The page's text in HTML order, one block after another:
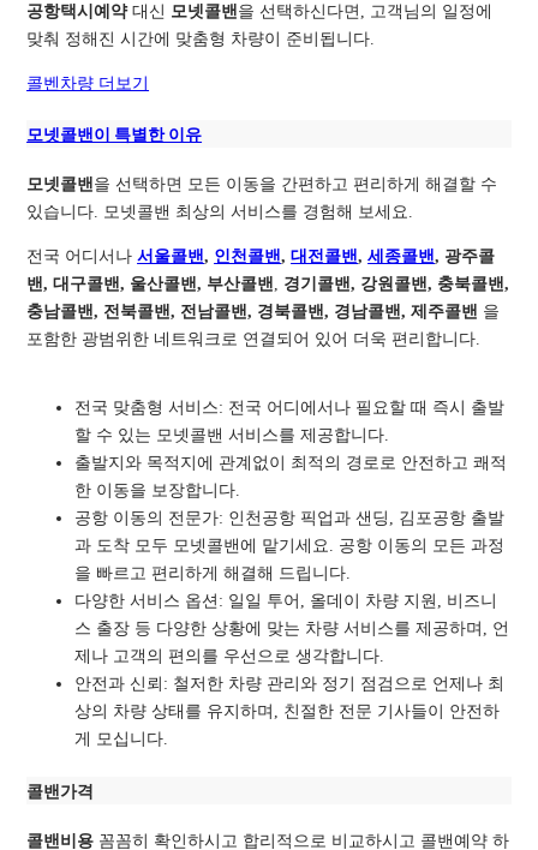
공항택시예약대신 모넷콜밴 을 선택하신다면, 고객님의 일정에
맞춰 정해진 시간에 맞춤형 차량이 준비됩니다.
콜벤차량 더보기
모넷콜밴이 특별한 이유
모넷콜밴 을 선택하면 모든 이동을 간편하고 편리하게 해결할 수
있습니다. 모넷콜밴 최상의 서비스를 경험해 보세요.
전국 어디서나서울콜밴, 인천콜밴,대전콜밴,세종콜밴, 광주콜
밴, 대구콜밴, 울산콜밴, 부산콜밴
경기콜밴, 강원콜밴, 충북콜밴,
충남콜밴, 전북콜밴, 전남콜밴, 경북콜밴, 경남콜밴, 제주콜밴 을
포함한 광범위한 네트워크로 연결되어 있어 더욱 편리합니다.
전국 맞춤형 서비스: 전국 어디에서나 필요할 때 즉시 출발
할 수 있는 모넷콜밴 서비스를 제공합니다.
출발지와 목적지에 관계없이 최적의 경로로 안전하고 쾌적
한 이동을 보장합니다.
공항 이동의 전문가: 인천공항 픽업과 샌딩, 김포공항 출발
과 도착 모두 모넷콜밴에 맡기세요. 공항 이동의 모든 과정
을 빠르고 편리하게 해결해 드립니다.
다양한 서비스 옵션: 일일 투어, 올데이 차량 지원, 비즈니
스 출장 등 다양한 상황에 맞는 차량 서비스를 제공하며, 언
제나 고객의 편의를 우선으로 생각합니다.
안전과 신뢰: 철저한 차량 관리와 정기 점검으로 언제나 최
상의 차량 상태를 유지하며, 친절한 전문 기사들이 안전하
게 모십니다.
콜밴가격
콜밴비용 꼼꼼히 확인하시고 합리적으로 비교하시고 콜밴예약 하